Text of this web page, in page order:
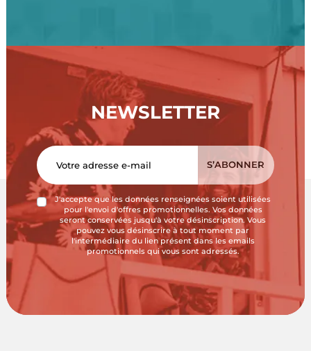
NEWSLETTER
J'accepte que les données renseignées soient utilisées
pour l'envoi d'offres promotionnelles. Vos données
seront conservées jusqu'à votre désinscription. Vous
pouvez vous désinscrire à tout moment par
l'intermédiaire du lien présent dans les emails
promotionnels qui vous sont adressés.